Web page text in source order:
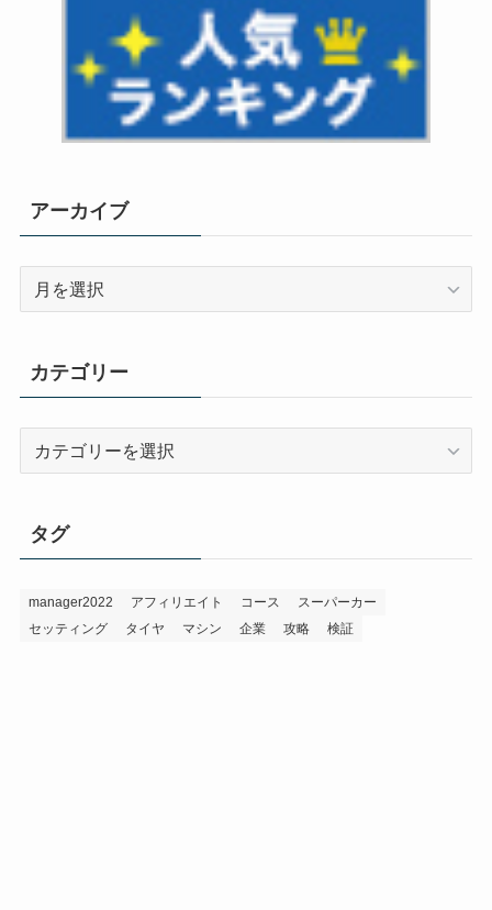
アーカイブ
ブ
カテゴリー
ー
タグ
manager2022 アフィリエイト コース
スーパーカー
セッティング
タイヤ マシン 企業 攻略 検証